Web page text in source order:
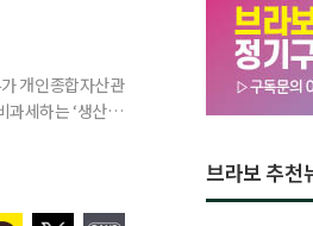
계를 분
개인종합자산관
과세하는 ‘생산적
브라보 추천